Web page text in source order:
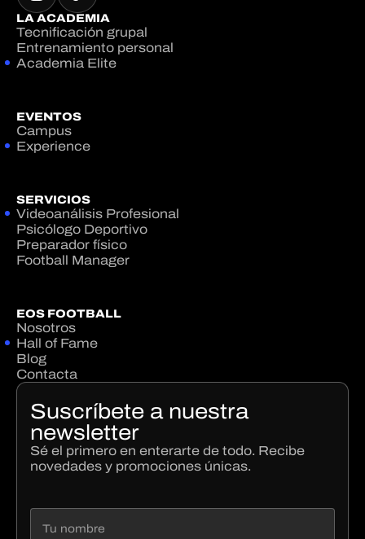
LA ACADEMIA
Tecnificación grupal
Entrenamiento personal
Academia Elite
EVENTOS
Campus
Experience
SERVICIOS
Videoanálisis Profesional
Psicólogo Deportivo
Preparador físico
Football Manager
EOS FOOTBALL
Nosotros
Hall of Fame
Blog
Contacta
Suscríbete a nuestra
newsletter
Sé el primero en enterarte de todo. Recibe
novedades y promociones únicas.